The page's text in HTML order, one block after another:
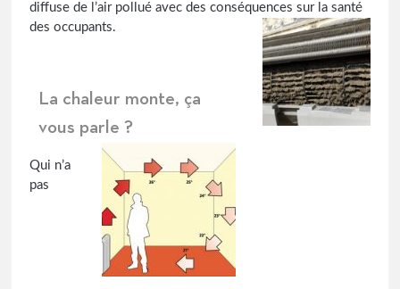
diffuse de l’air pollué avec des conséquences sur la santé
des occupants.
La chaleur monte, ça
vous parle ?
Qui n’a
pas